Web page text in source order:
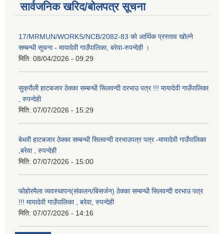
सार्वजनिक खरिद/बोलपत्र सूचना
17/MRMUN/WORKS/NCB/2082-83 को आर्थिक प्रस्ताव खोल्ने
सम्बन्धी सूचना - मायादेवी गाउँपालिका, बरेवा-रुपन्देही ।
मिति: 08/04/2026 - 09:29
सुक्रौली हाटबजार ठेक्का सम्बन्धी सिलवन्दी दरभाउ पत्र !!! मायादेवी गाउँपालिका
, रुपन्देही
मिति: 07/07/2026 - 15:29
बेथरी हाटबजार ठेक्का सम्बन्धी सिलवन्दी दरभाउपत्र पत्र -मायादेवी गाउँपालिका
,बरेवा , रुपन्देही
मिति: 07/07/2026 - 15:00
फोहोरमैला व्यवस्थापन(संकलन/बिसर्जन) ठेक्का सम्बन्धी सिलवन्दी दरभाउ पत्र
!!! मायादेवी गाउँपालिका , बरेवा, रुपन्देही
मिति: 07/07/2026 - 14:16